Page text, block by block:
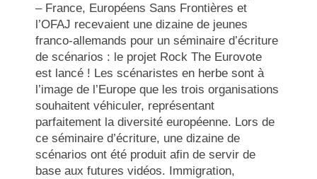
– France, Européens Sans Frontières et
l’OFAJ recevaient une dizaine de jeunes
franco-allemands pour un séminaire d’écriture
de scénarios : le projet Rock The Eurovote
est lancé ! Les scénaristes en herbe sont à
l’image de l’Europe que les trois organisations
souhaitent véhiculer, représentant
parfaitement la diversité européenne. Lors de
ce séminaire d’écriture, une dizaine de
scénarios ont été produit afin de servir de
base aux futures vidéos. Immigration,